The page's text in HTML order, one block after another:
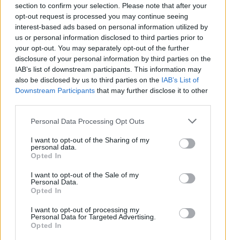
section to confirm your selection. Please note that after your
opt-out request is processed you may continue seeing
interest-based ads based on personal information utilized by
us or personal information disclosed to third parties prior to
your opt-out. You may separately opt-out of the further
disclosure of your personal information by third parties on the
IAB’s list of downstream participants. This information may
also be disclosed by us to third parties on the IAB’s List of
Downstream Participants that may further disclose it to other
Personal Data Processing Opt Outs
I want to opt-out of the Sharing of my
personal data.
Opted In
I want to opt-out of the Sale of my
Personal Data.
Opted In
I want to opt-out of processing my
Personal Data for Targeted Advertising.
Opted In
Η κηδεία της είχε γίνει δημοσία δαπάνη με τιμές
εν ενεργεία υπουργού, την Τετάρτη 27 Οκτωβρίου
2021, μετά το σύντομο λαϊκό προσκύνημα που
προηγήθηκε. Ενταφιάστηκε στο Α’ Νεκροταφείο
Αθηνών, στον τάφο της οικογένειας Γεννηματά.
Email Copy Link
Tags: Νίκος Ανδρουλάκης
Φώφη Γεννηματά
Σχετικά Άρθρα